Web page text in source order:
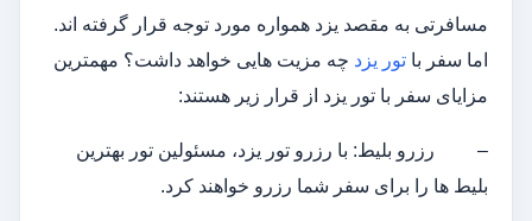
مسافرتی به مقصد یزد همواره مورد توجه قرار گرفته اند.
اما سفر با تور یزد چه مزیت هایی خواهد داشت؟ مهمترین
مزایای سفر با تور یزد از قرار زیر هستند:
– رزرو بلیط: با رزرو تور یزد، مسئولین تور بهترین
بلیط ها را برای سفر شما رزرو خواهند کرد.